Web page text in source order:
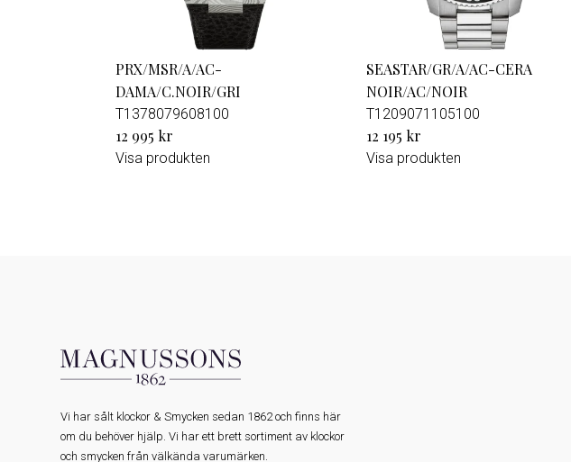
PRX/MSR/A/AC-
DAMA/C.NOIR/GRI
T1378079608100
12 995 kr
Visa produkten
SEASTAR/GR/A/AC-CERA
NOIR/AC/NOIR
T1209071105100
12 195 kr
Visa produkten
Vi har sålt klockor & Smycken sedan 1862 och finns här
om du behöver hjälp. Vi har ett brett sortiment av klockor
och smycken från välkända varumärken.